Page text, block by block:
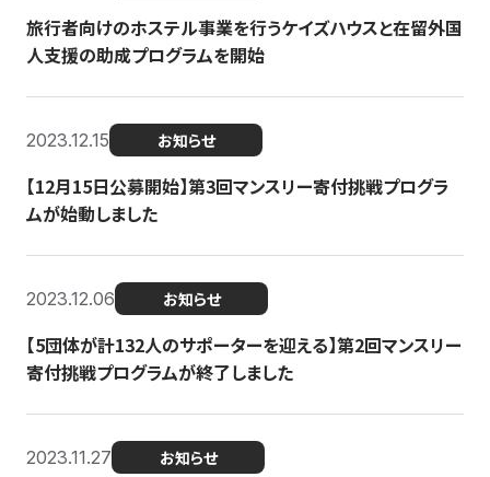
旅行者向けのホステル事業を行うケイズハウスと在留外国
人支援の助成プログラムを開始
2023.12.15 お知らせ
【12月15日公募開始】第3回マンスリー寄付挑戦プログラ
ムが始動しました
2023.12.06 お知らせ
【5団体が計132人のサポーターを迎える】第2回マンスリー
寄付挑戦プログラムが終了しました
2023.11.27 お知らせ